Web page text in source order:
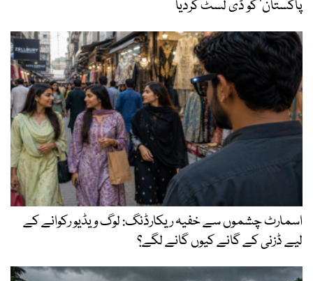
پاکستان‘ کو ڈی لسٹ کردیا
اسمارٹ چشموں سے خفیہ ریکارڈنگ: لوگ ویڈیو رکوانے کے
لیے ڈزنی کے گانے کیوں گانے لگے؟